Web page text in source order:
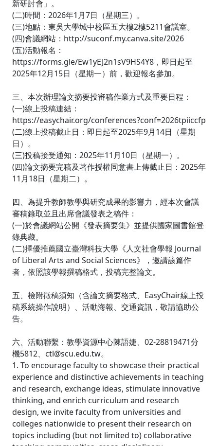
新研討會」。
(二)時間：2026年1月7日（星期三）。
(三)地點：東吳大學城中校區五大樓2樓5211會議室。
(四)會議網站：http://suconf.my.canva.site/2026
(五)活動報名：
https://forms.gle/Ew1yEJ2n1sV9HS4Y8，即日起至
2025年12月15日（星期一）前，歡迎報名參加。
三、本次辦理論文摘要投審稿作業方式及重要日程：
(一)線上投稿連結：
https://easychair.org/conferences?conf=2026tpiiccfp
(二)線上投稿截止日：即日起至2025年9月14日（星期
日）。
(三)投稿接受通知：2025年11月10日（星期一）。
(四)論文摘要完稿及著作授權同意書上傳截止日：2025年
11月18日（星期二）。
四、為提升教師教學與研究成果的影響力，經本次會議
審稿錄取並且出席會議發表之稿件：
(一)於會議網站公開《發表摘要集》並提供國家圖書館登
錄典藏。
(二)擇優推薦國立臺灣科技大學《人文社會學報 Journal
of Liberal Arts and Social Sciences》，邀請該篇作
者，依照該學報撰稿格式，投稿完整論文。
五、檢附徵稿須知（含論文摘要格式、EasyChair線上投
稿系統操作說明）、活動海報、交通資訊，敬請協助公
告。
六、活動聯繫：教學資源中心陳語婕、02-28819471分
機5812、ctl@scu.edu.tw。
1. To encourage faculty to showcase their practical
experience and distinctive achievements in teaching
and research, exchange ideas, stimulate innovative
thinking, and enrich curriculum and research
design, we invite faculty from universities and
colleges nationwide to present their research on
topics including (but not limited to) collaborative